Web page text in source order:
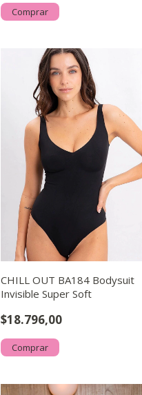
Comprar
CHILL OUT BA184 Bodysuit
Invisible Super Soft
$18.796,00
Comprar